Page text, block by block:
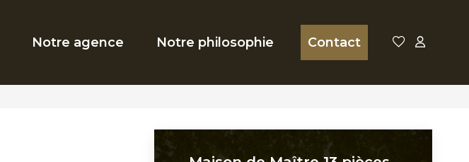
Notre agence Notre philosophie Contact